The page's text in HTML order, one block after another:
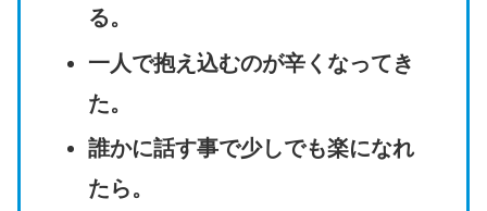
る。
一人で抱え込むのが辛くなってき
た。
誰かに話す事で少しでも楽になれ
たら。